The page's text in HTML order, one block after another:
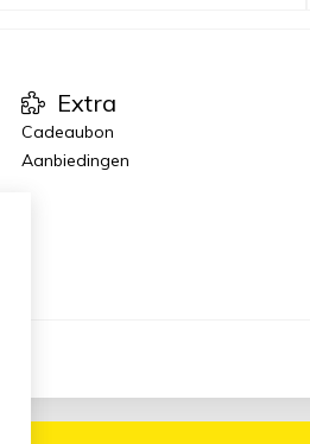
Extra
Cadeaubon
Aanbiedingen